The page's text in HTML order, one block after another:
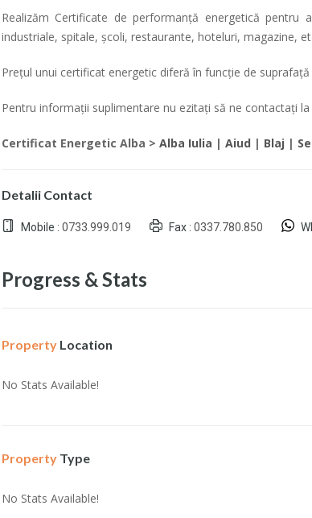
Realizăm Certificate de performanță energetică pentru
industriale, spitale, școli, restaurante, hoteluri, magazine,
Prețul unui certificat energetic diferă în funcție de
Pentru informații suplimentare nu ezitați să ne contactați
Certificat Energetic Alba > Alba Iulia | Aiud | Blaj |
Detalii Contact
Mobile : 0733.999.019 Fax : 0337.780.850
Progress & Stats
PropertyLocation
No Stats Available!
PropertyType
No Stats Available!